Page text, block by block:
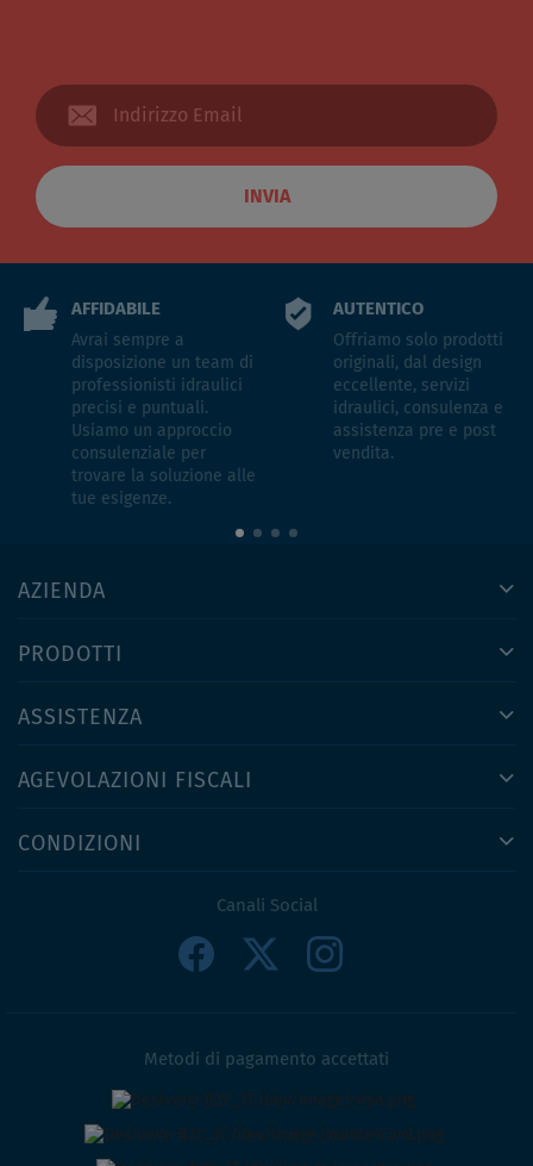
INVIA
AFFIDABILE
Avrai sempre a
disposizione un team di
professionisti idraulici
precisi e puntuali.
Usiamo un approccio
consulenziale per
trovare la soluzione alle
tue esigenze.
AUTENTICO
Offriamo solo prodotti
originali, dal design
eccellente, servizi
idraulici, consulenza e
assistenza pre e post
vendita.
AZIENDA
PRODOTTI
ASSISTENZA
AGEVOLAZIONI FISCALI
CONDIZIONI
Canali Social
Metodi di pagamento accettati